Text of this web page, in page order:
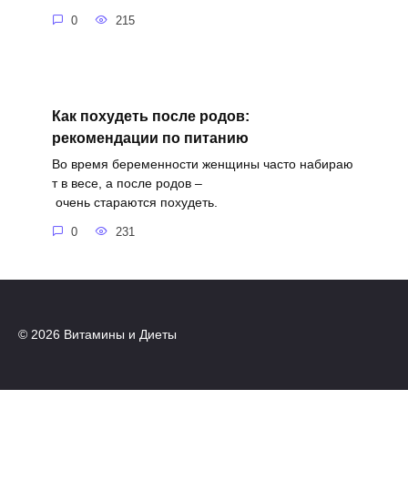
0 215
Как похудеть после родов:
рекомендации по питанию
Во время беременности женщины часто набираю
т в весе, а после родов –
очень стараются похудеть.
0 231
© 2026 Витамины и Диеты